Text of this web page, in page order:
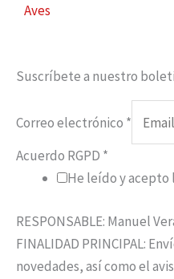
Aves
Suscríbete a nuestro
Correo electrónico *
Acuerdo RGPD *
He leído y acepto
RESPONSABLE: Manuel
FINALIDAD PRINCIPAL:
novedades, así como el